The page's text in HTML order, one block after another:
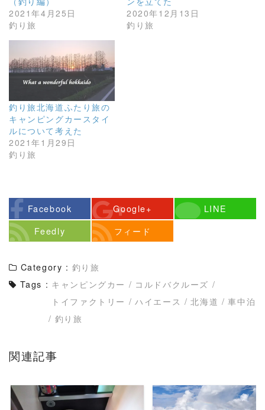
2021年4月25日
釣り旅
2020年12月13日
釣り旅
釣り旅北海道ふたり旅の
キャンピングカースタイ
ルについて考えた
2021年1月29日
釣り旅
Facebook Google+
LINE
Feedly
フィード
Category : 釣り旅
Tags : キャンピングカー / コルドバクルーズ /
トイファクトリー / ハイエース / 北海道 / 車中泊
/ 釣り旅
関連記事